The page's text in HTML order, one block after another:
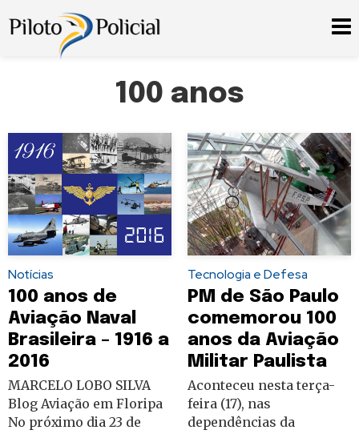
100 anos
Notícias
100 anos de
Aviação Naval
Brasileira – 1916 a
2016
MARCELO LOBO SILVA
Blog Aviação em Floripa
No próximo dia 23 de
Tecnologia e Defesa
PM de São Paulo
comemorou 100
anos da Aviação
Militar Paulista
Aconteceu nesta terça-
feira (17), nas
dependências da